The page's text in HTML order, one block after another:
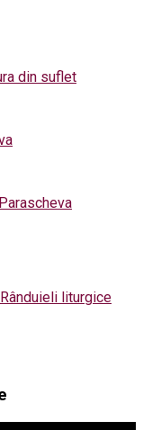
din suflet
Rânduieli liturgice